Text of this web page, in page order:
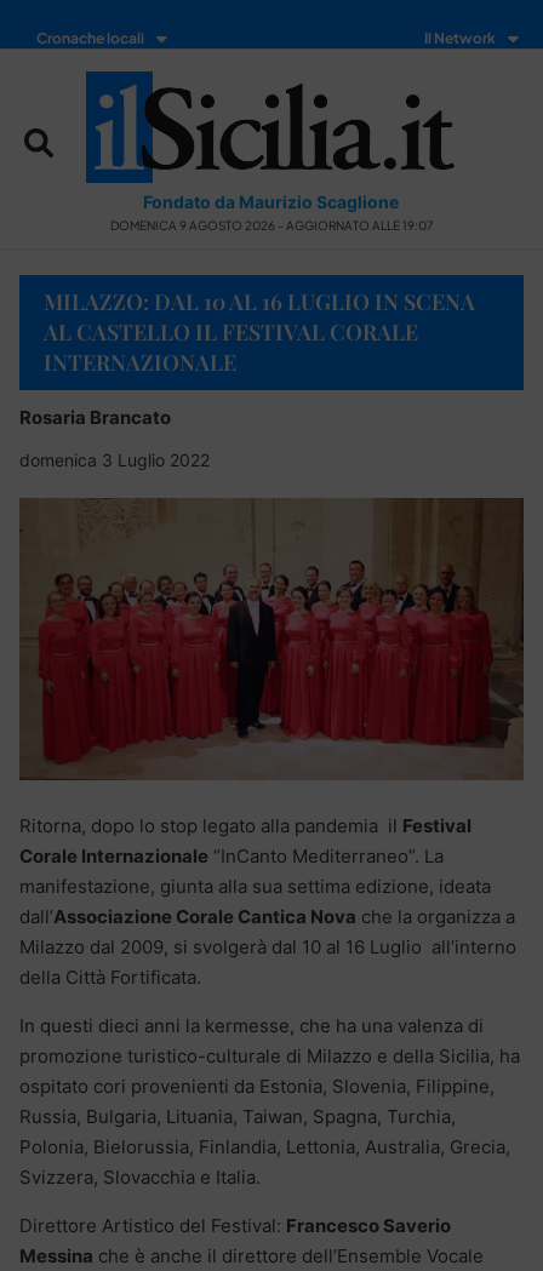
Cronache locali Il Network
Fondato da Maurizio Scaglione
DOMENICA 9 AGOSTO 2026 - AGGIORNATO ALLE 19:07
MILAZZO: DAL 10 AL 16 LUGLIO IN SCENA
AL CASTELLO IL FESTIVAL CORALE
INTERNAZIONALE
Rosaria Brancato
domenica 3 Luglio 2022
Ritorna, dopo lo stop legato alla pandemia il Festival
Corale Internazionale “InCanto Mediterraneo”. La
manifestazione, giunta alla sua settima edizione, ideata
dall’Associazione Corale Cantica Nova che la organizza a
Milazzo dal 2009, si svolgerà dal 10 al 16 Luglio all’interno
della Città Fortificata.
In questi dieci anni la kermesse, che ha una valenza di
promozione turistico-culturale di Milazzo e della Sicilia, ha
ospitato cori provenienti da Estonia, Slovenia, Filippine,
Russia, Bulgaria, Lituania, Taiwan, Spagna, Turchia,
Polonia, Bielorussia, Finlandia, Lettonia, Australia, Grecia,
Svizzera, Slovacchia e Italia.
Direttore Artistico del Festival: Francesco Saverio
Messina che è anche il direttore dell’Ensemble Vocale